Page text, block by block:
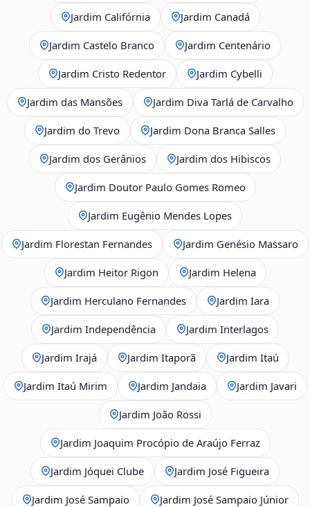
Jardim Califórnia Jardim Canadá
Jardim Castelo Branco Jardim Centenário
Jardim Cristo Redentor Jardim Cybelli
Jardim das Mansões Jardim Diva Tarlá de Carvalho
Jardim do Trevo Jardim Dona Branca Salles
Jardim dos Gerânios Jardim dos Hibiscos
Jardim Doutor Paulo Gomes Romeo
Jardim Eugênio Mendes Lopes
Jardim Florestan Fernandes Jardim Genésio Massaro
Jardim Heitor Rigon Jardim Helena
Jardim Herculano Fernandes Jardim Iara
Jardim Independência Jardim Interlagos
Jardim Irajá Jardim Itaporã Jardim Itaú
Jardim Itaú Mirim Jardim Jandaia Jardim Javari
Jardim João Rossi
Jardim Joaquim Procópio de Araújo Ferraz
Jardim Jóquei Clube Jardim José Figueira
Jardim José Sampaio Jardim José Sampaio Júnior